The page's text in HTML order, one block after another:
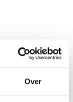
Over